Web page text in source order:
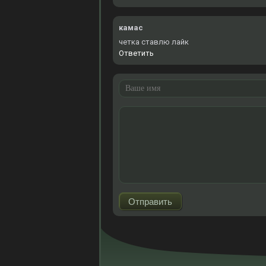
камас
четка ставлю лайк
Ответить